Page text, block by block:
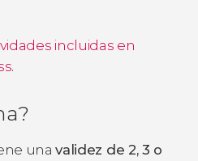
incluidas en
.
unavalidez de 2, 3 o